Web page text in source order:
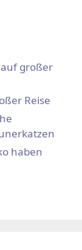
großer
Reise
haben